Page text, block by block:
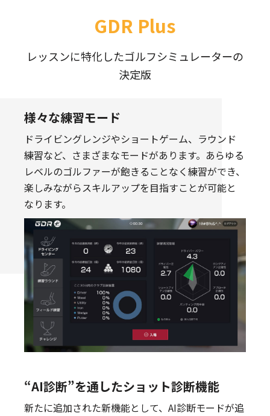
GDR Plus
レッスンに特化したゴルフシミュレーターの
決定版
様々な練習モード
ドライビングレンジやショートゲーム、ラウンド
練習など、さまざまなモードがあります。あらゆる
レベルのゴルファーが飽きることなく練習ができ、
楽しみながらスキルアップを目指すことが可能と
なります。
“AI診断”を通したショット診断機能
新たに追加された新機能として、AI診断モードが追